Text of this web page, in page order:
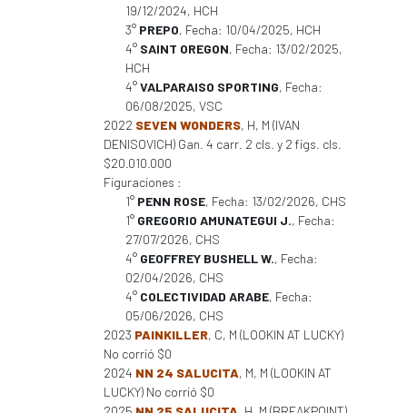
19/12/2024, HCH
3° PREPO, Fecha: 10/04/2025, HCH
4° SAINT OREGON, Fecha: 13/02/2025,
HCH
4°VALPARAISO SPORTING, Fecha:
06/08/2025, VSC
2022 SEVEN WONDERS, H, M (IVAN
DENISOVICH) Gan. 4 carr. 2 cls. y 2 figs. cls.
$20.010.000
Figuraciones :
1° PENN ROSE, Fecha: 13/02/2026, CHS
1° GREGORIO AMUNATEGUI J., Fecha:
27/07/2026, CHS
4° GEOFFREY BUSHELL W., Fecha:
02/04/2026, CHS
4° COLECTIVIDAD ARABE, Fecha:
05/06/2026, CHS
2023 PAINKILLER, C, M (LOOKIN AT LUCKY)
No corrió $0
2024 NN 24 SALUCITA, M, M (LOOKIN AT
LUCKY) No corrió $0